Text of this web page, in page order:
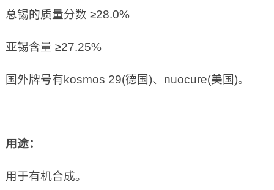
总锡的质量分数 ≥28.0%
亚锡含量 ≥27.25%
国外牌号有kosmos 29(德国)、nuocure(美国)。
用途：
用于有机合成。